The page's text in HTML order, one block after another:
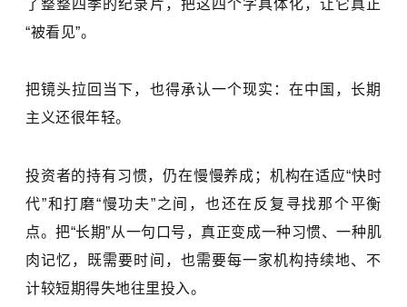
了整整四季的纪录片，把这四个字具体化，让它真正
“被看见”。
把镜头拉回当下，也得承认一个现实：在中国，长期
主义还很年轻。
投资者的持有习惯，仍在慢慢养成；机构在适应“快时
代”和打磨“慢功夫”之间，也还在反复寻找那个平衡
点。把“长期”从一句口号，真正变成一种习惯、一种肌
肉记忆，既需要时间，也需要每一家机构持续地、不
计较短期得失地往里投入。